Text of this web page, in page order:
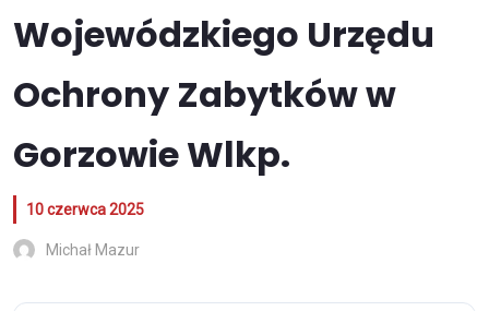
Wojewódzkiego Urzędu
Ochrony Zabytków w
Gorzowie Wlkp.
10 czerwca 2025
Michał Mazur